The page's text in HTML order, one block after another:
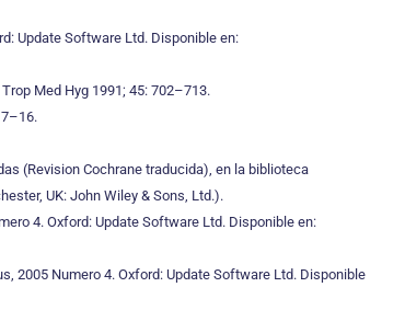
Update Software Ltd. Disponible en:
Med Hyg 1991; 45: 702–713.
(Revision Cochrane traducida), en la biblioteca
UK: John Wiley & Sons, Ltd.).
4. Oxford: Update Software Ltd. Disponible en:
2005 Numero 4. Oxford: Update Software Ltd. Disponible